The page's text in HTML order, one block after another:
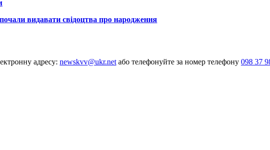
видавати свідоцтва про народження
адресу: newskvv@ukr.netабо телефонуйте за номер телефону 098 37